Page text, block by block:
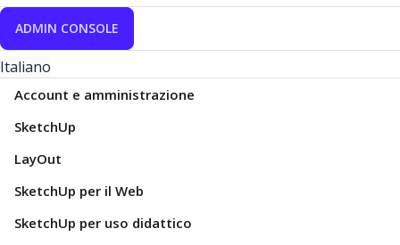
ADMIN CONSOLE
Italiano
Account e amministrazione
SketchUp
LayOut
SketchUp per il Web
SketchUp per uso didattico